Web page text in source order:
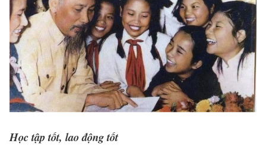
Học tập tốt, lao động tốt